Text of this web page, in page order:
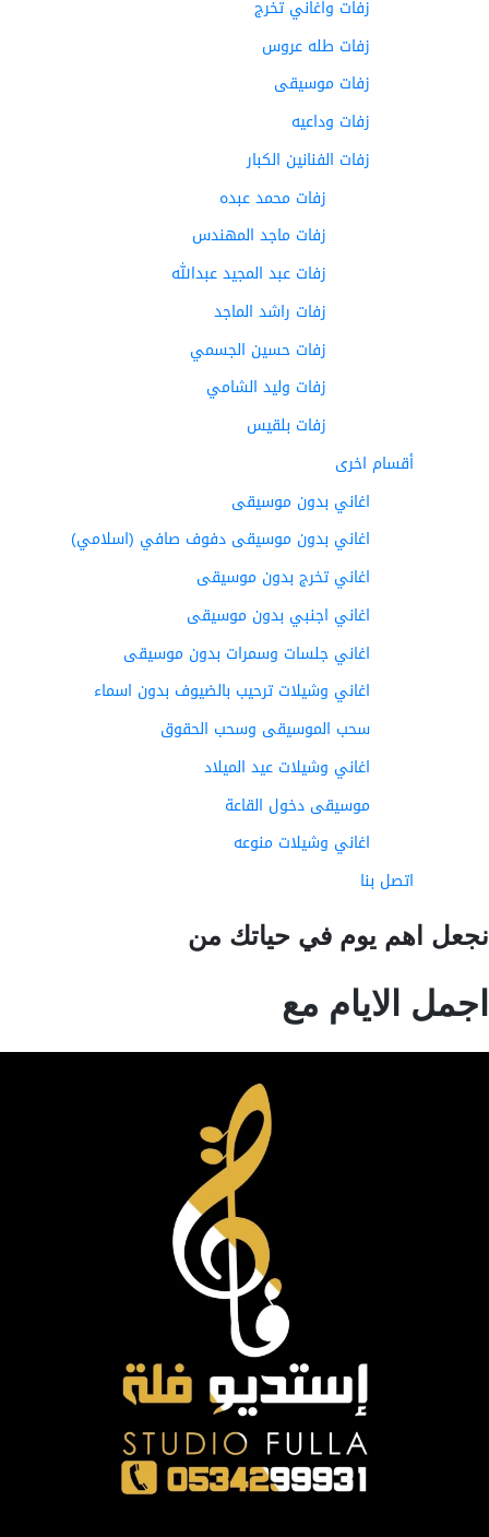
زفات واغاني تخرج
زفات طله عروس
زفات موسيقى
زفات وداعيه
زفات الفنانين الكبار
زفات محمد عبده
زفات ماجد المهندس
زفات عبد المجيد عبدالله
زفات راشد الماجد
زفات حسين الجسمي
زفات وليد الشامي
زفات بلقيس
أقسام اخرى
اغاني بدون موسيقى
اغاني بدون موسيقى دفوف صافي (اسلامي)
اغاني تخرج بدون موسيقى
اغاني اجنبي بدون موسيقى
اغاني جلسات وسمرات بدون موسيقى
اغاني وشيلات ترحيب بالضيوف بدون اسماء
سحب الموسيقى وسحب الحقوق
اغاني وشيلات عيد الميلاد
موسيقى دخول القاعة
اغاني وشيلات منوعه
اتصل بنا
اهم يوم في حياتك من
الايام مع